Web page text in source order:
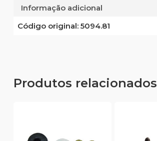
Informação adicional
Código original:5094.81
Produtos relacionados